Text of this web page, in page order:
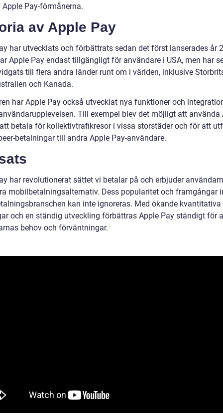
Pay-förmånerna.
av Apple Pay
har utvecklats och förbättrats sedan det först lanserades år
Apple Pay endast tillgängligt för användare i USA, men har
till flera andra länder runt om i världen, inklusive
och Kanada.
har Apple Pay också utvecklat nya funktioner och
Till exempel blev det möjligt att använda
betala för kollektivtrafikresor i vissa storstäder och för att
betalningar till andra Apple Pay-användare.
har revolutionerat sättet vi betalar på och erbjuder
mobilbetalningsalternativ. Dess popularitet och framgångar
kan inte ignoreras. Med ökande kvantitativa
och en ständig utveckling förbättras Apple Pay ständigt för
behov och förväntningar.